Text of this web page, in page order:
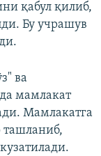
қабул қилиб,
Бу учрашув
ва
мамлакат
Мамлакатга
ташланиб,